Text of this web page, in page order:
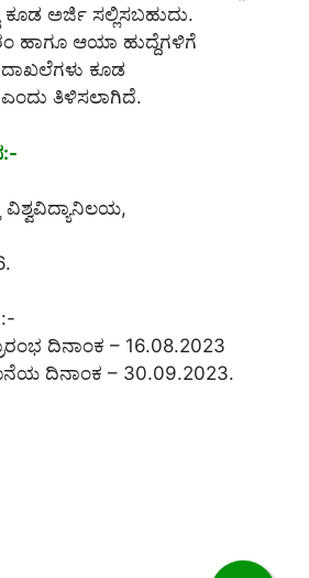
ಕೂಡ ಅರ್ಜಿ ಸಲ್ಲಿಸಬಹುದು.
ಹಾಗೂ ಆಯಾ ಹುದ್ದೆಗಳಿಗೆ
ಕೂಡ
ತಿಳಿಸಲಾಗಿದೆ.
ವಿಶ್ವವಿದ್ಯಾನಿಲಯ,
ದಿನಾಂಕ – 16.08.2023
ದಿನಾಂಕ – 30.09.2023.